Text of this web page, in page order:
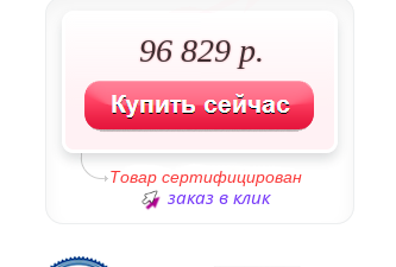
96 829 р.
Товар сертифицирован
заказ в клик